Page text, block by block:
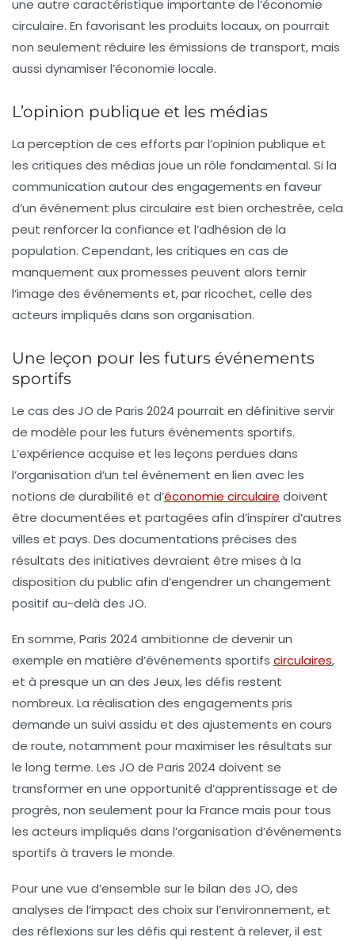
une autre caractéristique importante de l’économie
circulaire. En favorisant les produits locaux, on pourrait
non seulement réduire les émissions de transport, mais
aussi dynamiser l’économie locale.
L’opinion publique et les médias
La perception de ces efforts par l’opinion publique et
les critiques des médias joue un rôle fondamental. Si la
communication autour des engagements en faveur
d’un événement plus circulaire est bien orchestrée, cela
peut renforcer la confiance et l’adhésion de la
population. Cependant, les critiques en cas de
manquement aux promesses peuvent alors ternir
l’image des événements et, par ricochet, celle des
acteurs impliqués dans son organisation.
Une leçon pour les futurs événements
sportifs
Le cas des JO de Paris 2024 pourrait en définitive servir
de modèle pour les futurs événements sportifs.
L’expérience acquise et les leçons perdues dans
l’organisation d’un tel événement en lien avec les
notions de durabilité et d’économie circulaire doivent
être documentées et partagées afin d’inspirer d’autres
villes et pays. Des documentations précises des
résultats des initiatives devraient être mises à la
disposition du public afin d’engendrer un changement
positif au-delà des JO.
En somme, Paris 2024 ambitionne de devenir un
exemple en matière d’événements sportifs circulaires,
et à presque un an des Jeux, les défis restent
nombreux. La réalisation des engagements pris
demande un suivi assidu et des ajustements en cours
de route, notamment pour maximiser les résultats sur
le long terme. Les JO de Paris 2024 doivent se
transformer en une opportunité d’apprentissage et de
progrès, non seulement pour la France mais pour tous
les acteurs impliqués dans l’organisation d’événements
sportifs à travers le monde.
Pour une vue d’ensemble sur le bilan des JO, des
analyses de l’impact des choix sur l’environnement, et
des réflexions sur les défis qui restent à relever, il est